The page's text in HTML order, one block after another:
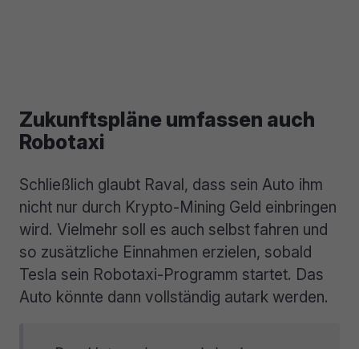
Zukunftspläne umfassen auch
Robotaxi
Schließlich glaubt Raval, dass sein Auto ihm
nicht nur durch Krypto-Mining Geld einbringen
wird. Vielmehr soll es auch selbst fahren und
so zusätzliche Einnahmen erzielen, sobald
Tesla sein Robotaxi-Programm startet. Das
Auto könnte dann vollständig autark werden.